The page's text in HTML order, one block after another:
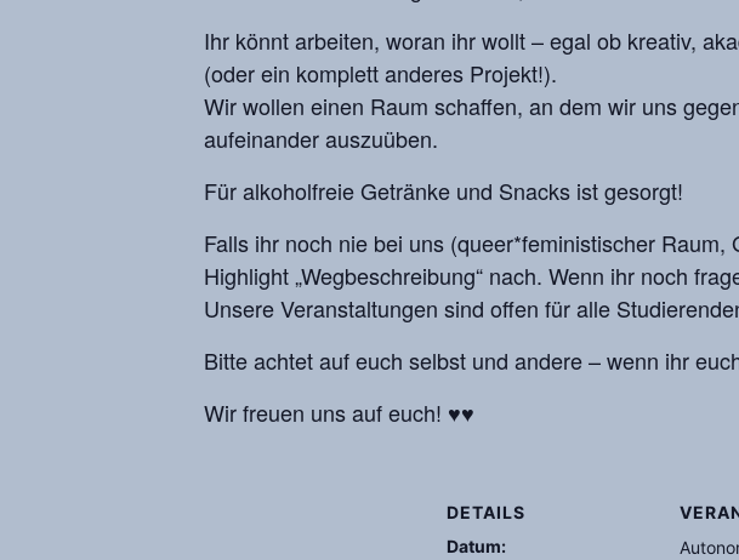
Ihr könnt arbeiten, woran ihr wollt – egal ob kreativ,
(oder ein komplett anderes Projekt!).
Wir wollen einen Raum schaffen, an dem wir uns
aufeinander auszuüben.
Für alkoholfreie Getränke und Snacks ist gesorgt!
Falls ihr noch nie bei uns (queer*feministischer
Highlight „Wegbeschreibung“ nach. Wenn ihr noch
Unsere Veranstaltungen sind offen für alle
Bitte achtet auf euch selbst und andere – wenn ihr
Wir freuen uns auf euch! ♥♥
DETAILS
Datum: